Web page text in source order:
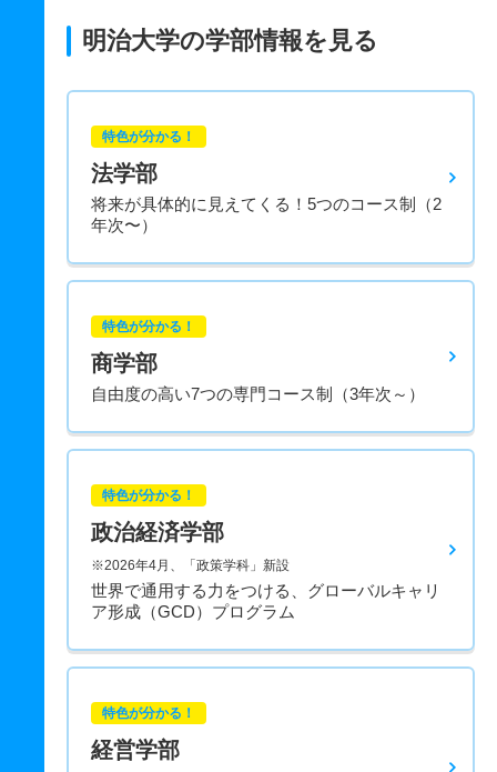
明治大学の学部情報を見る
特色が分かる！
法学部
将来が具体的に見えてくる！5つのコース制（2
年次〜）
特色が分かる！
商学部
自由度の高い7つの専門コース制（3年次～）
特色が分かる！
政治経済学部
※2026年4月、「政策学科」新設
世界で通用する力をつける、グローバルキャリ
ア形成（GCD）プログラム
特色が分かる！
経営学部